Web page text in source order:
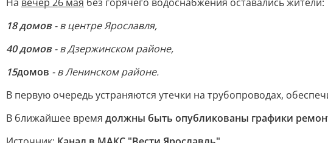
18 домов- в центре Ярославля,
40 домов- в Дзержинском районе,
15домов - в Ленинском районе.
В первую очередь устраняются утечки на трубопроводах,
В ближайшее время должны быть опубликованы графики